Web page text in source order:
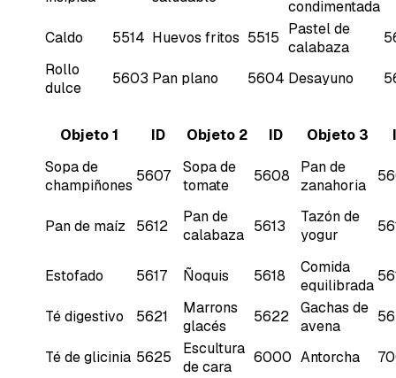
condimentada
Caldo
5514 Huevos fritos 5515 Pastel de
calabaza
Rollo
dulce
5603 Pan plano 5604 Desayuno
Objeto 1 ID Objeto 2 ID Objeto 3
Sopa de
champiñones
5607
Sopa de
tomate
5608
Pan de
zanahoria
Pan de maíz 5612
Pan de
calabaza 5613
Tazón de
yogur
Estofado 5617 Ñoquis 5618
Comida
equilibrada
Té digestivo 5621
Marrons
glacés
5622
Gachas de
avena
Té de glicinia 5625
Escultura
de cara
6000 Antorcha